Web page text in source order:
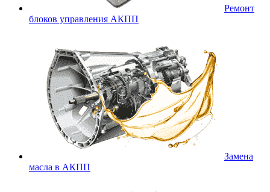
Ремонт
блоков управления АКПП
Замена
масла в АКПП